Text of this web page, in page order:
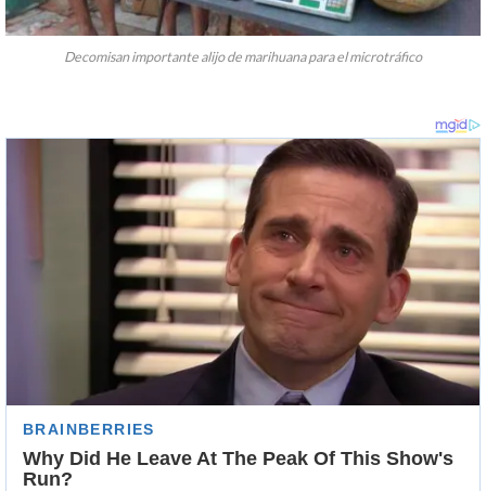
Decomisan importante alijo de marihuana para el microtráfico